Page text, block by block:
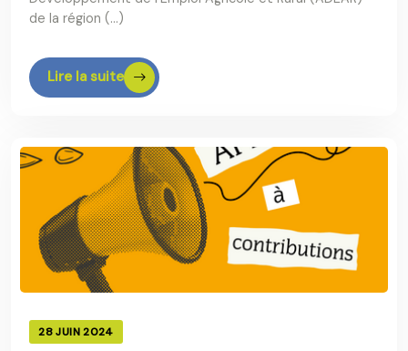
de la région (…)
Lire la suite
28 JUIN 2024